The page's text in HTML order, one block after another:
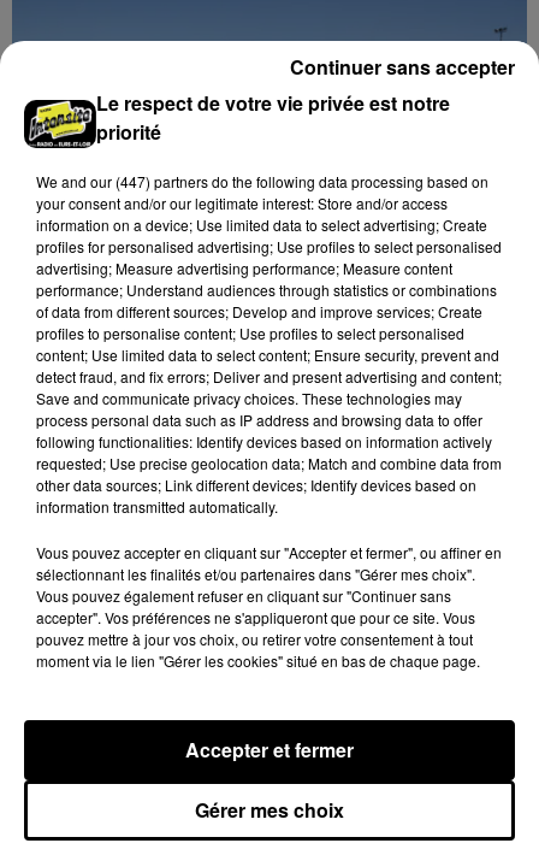
DÉCOUVREZ LE MONDE ASSOCIATIF À
CHARTRES LES 5 ET 6 SEPTEMBRE 2026
UN MOIS DE JUILLET PROLIFIQUE POUR LE
Le respect de votre vie privée est notre
priorité
We and our (447) partnersdo the following data processing based on
your consent and/or our legitimate interest: Store and/or access
information on a device; Use limited data to select advertising; Create
profiles for personalised advertising; Use profiles to select personalised
advertising; Measure advertising performance; Measure content
performance; Understand audiences through statistics or combinations
of data from different sources; Develop and improve services; Create
profiles to personalise content; Use profiles to select personalised
content; Use limited data to select content; Ensure security, prevent and
detect fraud, and fix errors; Deliver and present advertising and content;
Save and communicate privacy choices. These technologies may
process personal data such as IP address and browsing data to offer
following functionalities: Identify devices based on information actively
requested; Use precise geolocation data; Match and combine data from
other data sources; Link different devices; Identify devices based on
information transmitted automatically.
Vous pouvez accepter en cliquant sur "Accepter et fermer", ou affiner en
sélectionnant les finalités et/ou partenaires dans "Gérer mes choix".
Vous pouvez également refuser en cliquant sur "Continuer sans
accepter". Vos préférences ne s'appliqueront que pour ce site. Vous
pouvez mettre à jour vos choix, ou retirer votre consentement à tout
moment via le lien "Gérer les cookies" situé en bas de chaque page.
Gérer mes choix
Accepter et fermer
Continuer sans accepter